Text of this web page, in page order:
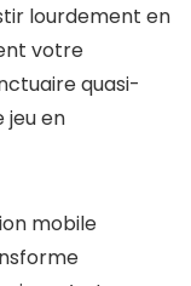
lourdement en
votre
quasi-
jeu en
mobile